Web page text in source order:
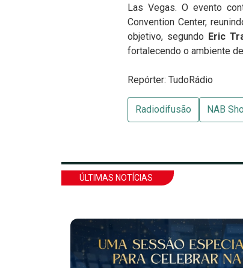
Las Vegas. O evento
Convention Center,
objetivo, segundo Eric
fortalecendo o ambiente
Repórter: TudoRádio
Radiodifusão NAB
ÚLTIMAS NOTÍCIAS